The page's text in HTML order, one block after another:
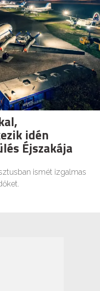
idén
Éjszakája
ismét izgalmas